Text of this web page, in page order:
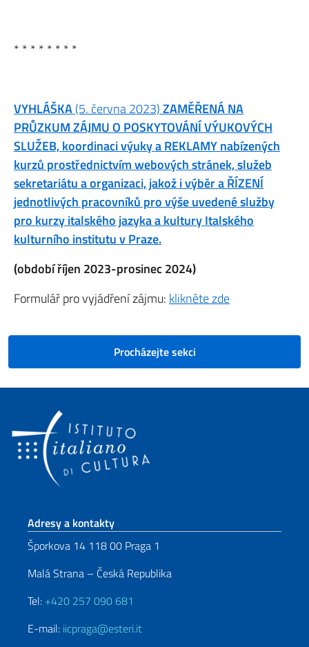
* * * * * * * *
VYHLÁŠKA(5. června 2023)ZAMĚŘENÁ NA
PRŮZKUM ZÁJMU O POSKYTOVÁNÍ VÝUKOVÝCH
SLUŽEB, koordinaci výuky a REKLAMY nabízených
kurzů prostřednictvím webových stránek, služeb
sekretariátu a organizaci, jakož i výběr a ŘÍZENÍ
jednotlivých pracovníků pro výše uvedené služby
pro kurzy italského jazyka a kultury Italského
kulturního institutu v Praze.
(období říjen 2023-prosinec 2024)
Formulář pro vyjádření zájmu: klikněte zde
Procházejte sekci
Sekce zápatí
Adresy a kontakty
Šporkova 14 118 00 Praga 1
Malá Strana – Česká Republika
Tel: +420 257 090 681
E-mail: iicpraga@esteri.it